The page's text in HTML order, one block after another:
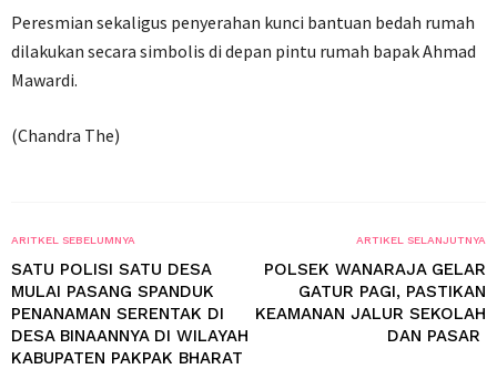
Peresmian sekaligus penyerahan kunci bantuan bedah rumah
dilakukan secara simbolis di depan pintu rumah bapak Ahmad
Mawardi.
(Chandra The)
ARITKEL SEBELUMNYA
SATU POLISI SATU DESA
MULAI PASANG SPANDUK
PENANAMAN SERENTAK DI
DESA BINAANNYA DI WILAYAH
KABUPATEN PAKPAK BHARAT
ARTIKEL SELANJUTNYA
POLSEK WANARAJA GELAR
GATUR PAGI, PASTIKAN
KEAMANAN JALUR SEKOLAH
DAN PASAR